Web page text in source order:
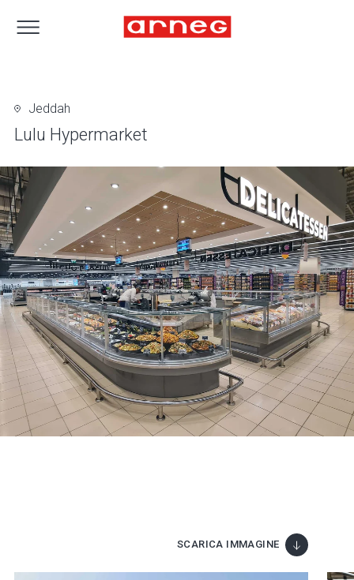
Jeddah
Lulu Hypermarket
SCARICA IMMAGINE